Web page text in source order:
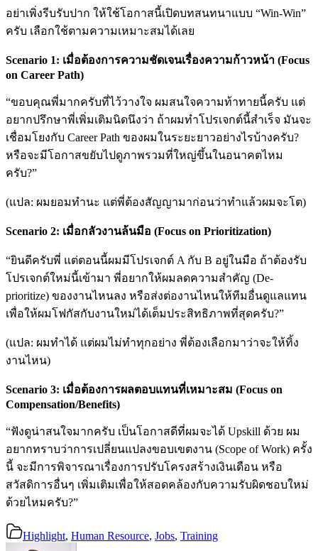
อย่าเพิ่งรีบรับปาก ให้ใช้โอกาสนี้เปิดบทสนทนาแบบ “Win-Win”
ครับ เลือกใช้ตามความเหมาะสมได้เลย
Scenario 1: เมื่อต้องการความชัดเจนเรื่องความก้าวหน้า (Focus
on Career Path)
“ขอบคุณพี่มากครับที่ไว้วางใจ ผมสนใจความท้าทายนี้ครับ แต่
อยากปรึกษาพี่เพิ่มเติมนิดนึงว่า ถ้าผมทำโปรเจกต์นี้สำเร็จ มันจะ
เชื่อมโยงกับ Career Path ของผมในระยะยาวอย่างไรบ้างครับ?
หรือจะมีโอกาสขยับไปดูภาพรวมที่ใหญ่ขึ้นในอนาคตไหม
ครับ?”
(แปล: ผมยอมทำนะ แต่พี่ต้องสัญญามาก่อนว่าทำแล้วผมจะโต)
Scenario 2: เมื่อกลัวงานล้นมือ (Focus on Prioritization)
“ยินดีครับพี่ แต่ตอนนี้ผมมีโปรเจกต์ A กับ B อยู่ในมือ ถ้าต้องรับ
โปรเจกต์ใหม่นี้เข้ามา พี่อยากให้ผมลดความสำคัญ (De-
prioritize) ของงานไหนลง หรือส่งต่องานไหนให้ทีมอื่นดูแลแทน
เพื่อให้ผมโฟกัสกับงานใหม่ได้เต็มประสิทธิภาพที่สุดครับ?”
(แปล: ผมทำได้ แต่ผมไม่ทำทุกอย่าง พี่ต้องเลือกมาว่าจะให้ทิ้ง
งานไหน)
Scenario 3: เมื่อต้องการผลตอบแทนที่เหมาะสม (Focus on
Compensation/Benefits)
“ฟังดูน่าสนใจมากครับ เป็นโอกาสดีที่ผมจะได้ Upskill ด้วย ผม
อยากทราบว่าการเปลี่ยนแปลงขอบเขตงาน (Scope of Work) ครั้ง
นี้ จะมีการพิจารณาเรื่องการปรับโครงสร้างเงินเดือน หรือ
สวัสดิการอื่นๆ เพิ่มเติมเพื่อให้สอดคล้องกับความรับผิดชอบใหม่
ด้วยไหมครับ?”
Highlight, Human Resource, Jobs, Training